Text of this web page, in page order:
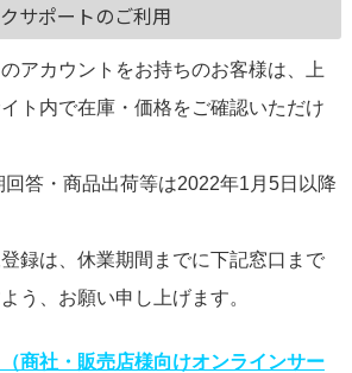
サポートのご利用
アカウントをお持ちのお客様は、上
ト内で在庫・価格をご確認いただけ
答・商品出荷等は2022年1月5日以降
録は、休業期間までに下記窓口まで
う、お願い申し上げます。
商社・販売店様向けオンラインサー